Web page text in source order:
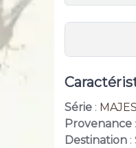
Série :
Provenance
Destination :